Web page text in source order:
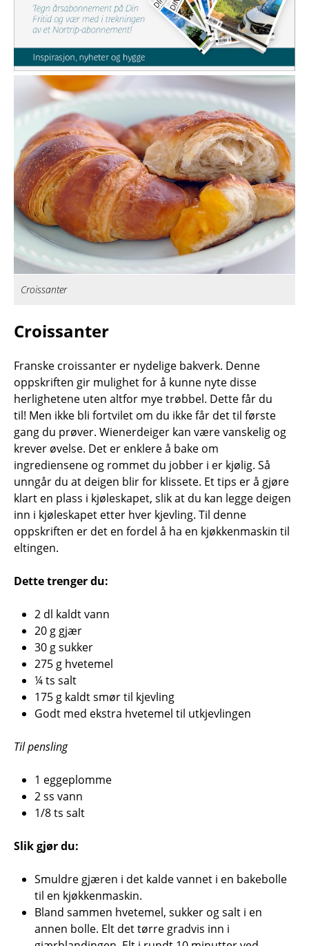
Croissanter
Croissanter
Franske croissanter er nydelige bakverk. Denne
oppskriften gir mulighet for å kunne nyte disse
herlighetene uten altfor mye trøbbel. Dette får du
til! Men ikke bli fortvilet om du ikke får det til første
gang du prøver. Wienerdeiger kan være vanskelig og
krever øvelse. Det er enklere å bake om
ingrediensene og rommet du jobber i er kjølig. Så
unngår du at deigen blir for klissete. Et tips er å gjøre
klart en plass i kjøleskapet, slik at du kan legge deigen
inn i kjøleskapet etter hver kjevling. Til denne
oppskriften er det en fordel å ha en kjøkkenmaskin til
eltingen.
Dette trenger du:
2 dl kaldt vann
20 g gjær
30 g sukker
275 g hvetemel
¼ ts salt
175 g kaldt smør til kjevling
Godt med ekstra hvetemel til utkjevlingen
Til pensling
1 eggeplomme
2 ss vann
1/8 ts salt
Slik gjør du:
Smuldre gjæren i det kalde vannet i en bakebolle
til en kjøkkenmaskin.
Bland sammen hvetemel, sukker og salt i en
annen bolle. Elt det tørre gradvis inn i